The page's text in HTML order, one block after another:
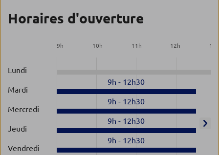
Horaires d'ouverture
9h 10h 11 h 12h 13
Lundi
Mardi
9h - 12h30
Mercredi
9h - 12h30
Jeudi
9h - 12h30
Vendredi
9h - 12h30